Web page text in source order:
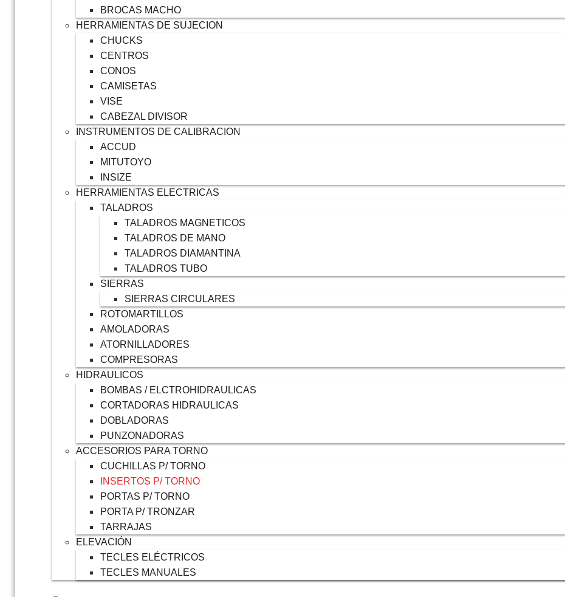
BROCAS MACHO
HERRAMIENTAS DE SUJECION
CHUCKS
CENTROS
CONOS
CAMISETAS
VISE
CABEZAL DIVISOR
INSTRUMENTOS DE CALIBRACION
ACCUD
MITUTOYO
INSIZE
HERRAMIENTAS ELECTRICAS
TALADROS
TALADROS MAGNETICOS
TALADROS DE MANO
TALADROS DIAMANTINA
TALADROS TUBO
SIERRAS
SIERRAS CIRCULARES
ROTOMARTILLOS
AMOLADORAS
ATORNILLADORES
COMPRESORAS
HIDRAULICOS
BOMBAS / ELCTROHIDRAULICAS
CORTADORAS HIDRAULICAS
DOBLADORAS
PUNZONADORAS
ACCESORIOS PARA TORNO
CUCHILLAS P/ TORNO
INSERTOS P/ TORNO
PORTAS P/ TORNO
PORTA P/ TRONZAR
TARRAJAS
ELEVACIÓN
TECLES ELÉCTRICOS
TECLES MANUALES